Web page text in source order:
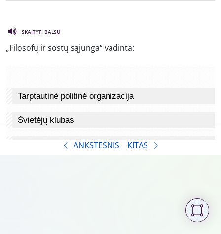
SKAITYTI BALSU
„Filosofų ir sostų sąjunga“ vadinta:
ANKSTESNIS KITAS